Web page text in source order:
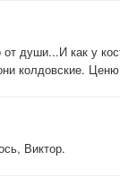
от души...И как у
колдовские.
Виктор.